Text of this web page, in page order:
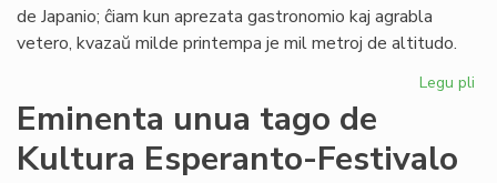
de Japanio; ĉiam kun aprezata gastronomio kaj agrabla
vetero, kvazaŭ milde printempa je mil metroj de altitudo.
Legu pli
Eminenta unua tago de
Kultura Esperanto-Festivalo